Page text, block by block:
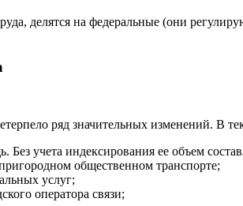
делятся на федеральные (они
ряд значительных изменений. В
учета индексирования ее объем
общественном транспорте;
услуг;
оператора связи;